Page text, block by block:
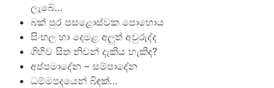
ලැබේ…
බක් පුර පසළොස්වක පොහොය
සිංහල හා දෙමළ අලුත් අවුරුද්ද
ගිහිව සිත නිවන් දැකිය හැකිද?
අප්පමාදේන – සම්පාදේන
ධම්මපදයෙන් බිඳක්…